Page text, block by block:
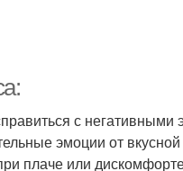
с
эмоции от
плаче или